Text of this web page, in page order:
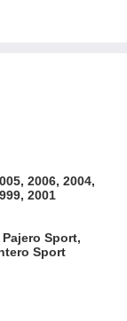
2006, 2004,
2001
Sport,
Sport